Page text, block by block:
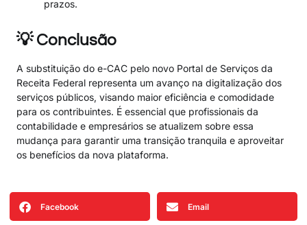
prazos.
💡 Conclusão
A substituição do e-CAC pelo novo Portal de Serviços da
Receita Federal representa um avanço na digitalização dos
serviços públicos, visando maior eficiência e comodidade
para os contribuintes. É essencial que profissionais da
contabilidade e empresários se atualizem sobre essa
mudança para garantir uma transição tranquila e aproveitar
os benefícios da nova plataforma.
Facebook Email